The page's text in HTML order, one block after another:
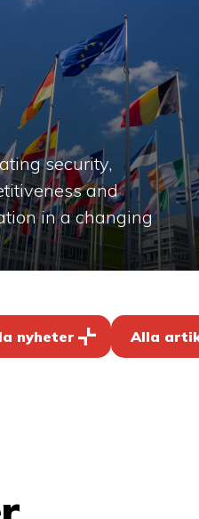
security,
and
in a changing
nyheter Alla